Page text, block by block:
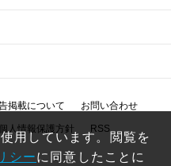
掲載について お問い合わせ
人情報保護方針 RSS
用しています。閲覧を
シーに同意したことに